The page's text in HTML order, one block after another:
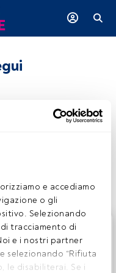
e accediamo
o gli
Selezionando
tracciamento di
e i nostri partner
selezionando “Rifiuta
le disabiliterai. Se i
FundsPeople. Se
Login. Se non
registrarti per scoprire
da offrire.